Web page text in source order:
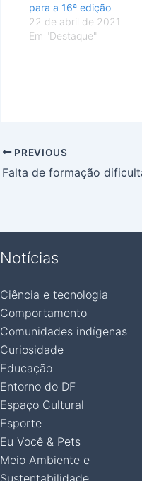
para a 16ª edição
22 de abril de 2021
Em "Destaque"
PREVIOUS
Notícias
Ciência e tecnologia
Comportamento
Comunidades indígenas
Curiosidade
Educação
Entorno do DF
Espaço Cultural
Esporte
Eu Você & Pets
Meio Ambiente e